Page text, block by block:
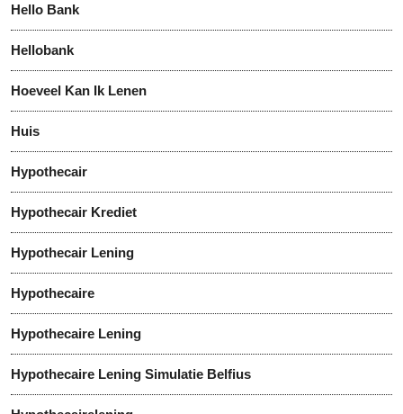
Hello Bank
Hellobank
Hoeveel Kan Ik Lenen
Huis
Hypothecair
Hypothecair Krediet
Hypothecair Lening
Hypothecaire
Hypothecaire Lening
Hypothecaire Lening Simulatie Belfius